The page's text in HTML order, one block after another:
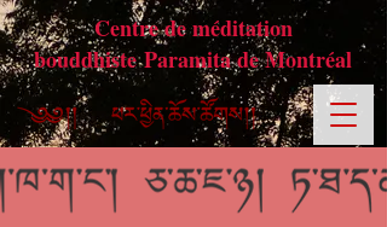
Centre de méditation
bouddhiste Paramita de Montréal